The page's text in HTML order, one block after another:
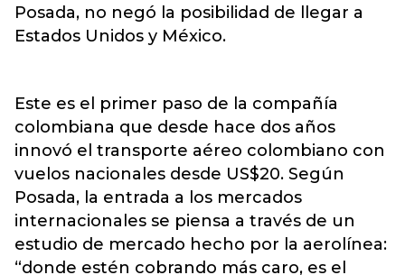
Posada, no negó la posibilidad de llegar a
Estados Unidos y México.
Este es el primer paso de la compañía
colombiana que desde hace dos años
innovó el transporte aéreo colombiano con
vuelos nacionales desde US$20. Según
Posada, la entrada a los mercados
internacionales se piensa a través de un
estudio de mercado hecho por la aerolínea:
“donde estén cobrando más caro, es el